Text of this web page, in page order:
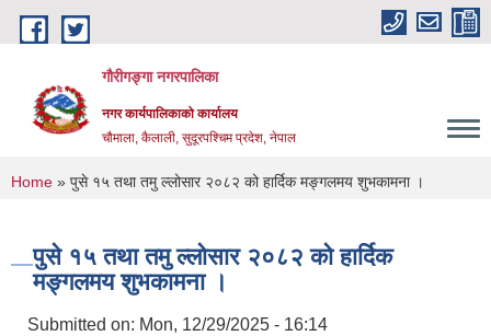
Skip to main content
गौरीगङ्गा नगरपालिका
नगर कार्यपालिकाको कार्यालय
चौमाला, कैलाली, सुदूरपश्चिम प्रदेश, नेपाल
You are here
Home » पुसे १५ तथा तमु ल्लोसार २०८२ को हार्दिक मङ्गलमय शुभकामना ।
पुसे १५ तथा तमु ल्लोसार २०८२ को हार्दिक
मङ्गलमय शुभकामना ।
Submitted on: Mon, 12/29/2025 - 16:14